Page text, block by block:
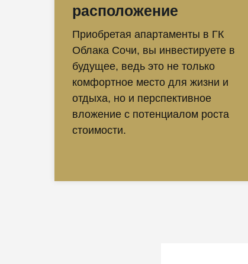
расположение
Приобретая апартаменты в ГК
Облака Сочи, вы инвестируете в
будущее, ведь это не только
комфортное место для жизни и
отдыха, но и перспективное
вложение с потенциалом роста
стоимости.